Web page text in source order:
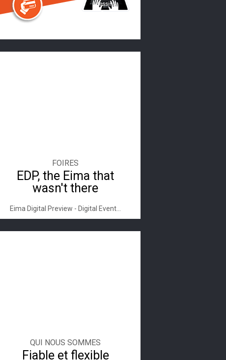
FOIRES
EDP, the Eima that
wasn't there
Eima Digital Preview - Digital Event...
QUI NOUS SOMMES
Fiable et flexible